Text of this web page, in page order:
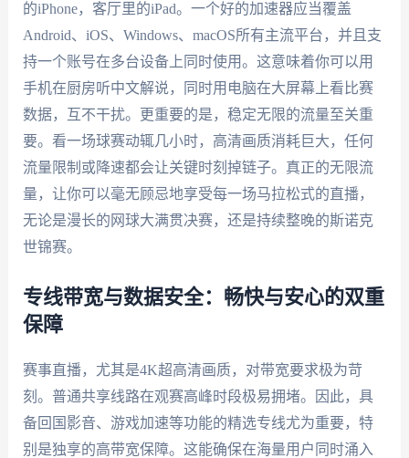
的iPhone，客厅里的iPad。一个好的加速器应当覆盖
Android、iOS、Windows、macOS所有主流平台，并且支
持一个账号在多台设备上同时使用。这意味着你可以用
手机在厨房听中文解说，同时用电脑在大屏幕上看比赛
数据，互不干扰。更重要的是，稳定无限的流量至关重
要。看一场球赛动辄几小时，高清画质消耗巨大，任何
流量限制或降速都会让关键时刻掉链子。真正的无限流
量，让你可以毫无顾忌地享受每一场马拉松式的直播，
无论是漫长的网球大满贯决赛，还是持续整晚的斯诺克
世锦赛。
专线带宽与数据安全：畅快与安心的双重
保障
赛事直播，尤其是4K超高清画质，对带宽要求极为苛
刻。普通共享线路在观赛高峰时段极易拥堵。因此，具
备回国影音、游戏加速等功能的精选专线尤为重要，特
别是独享的高带宽保障。这能确保在海量用户同时涌入